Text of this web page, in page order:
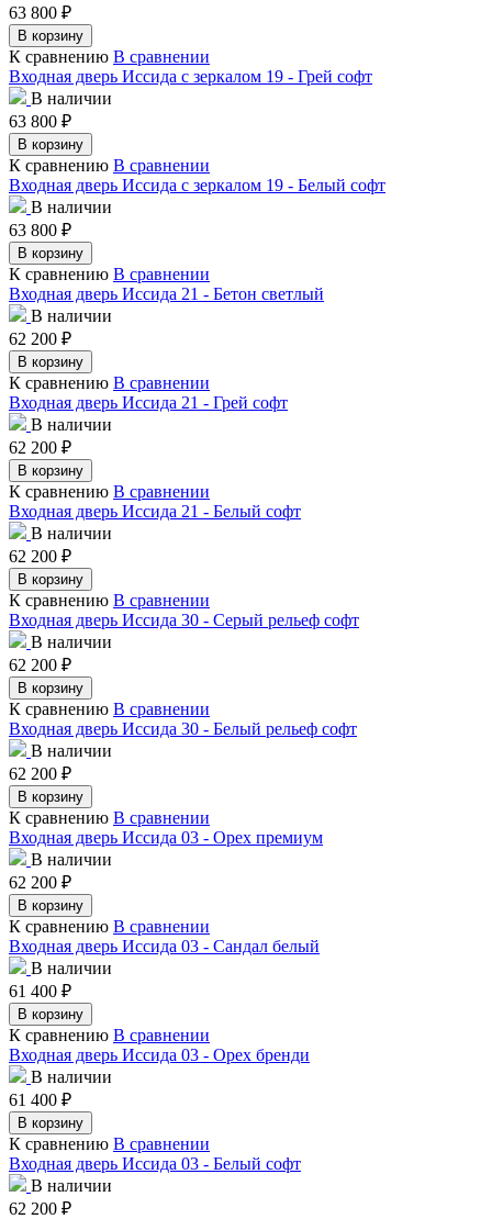
63 800 ₽
В корзину
К сравнению В сравнении
Входная дверь Иссида с зеркалом 19 - Грей софт
В наличии
63 800 ₽
В корзину
К сравнению В сравнении
Входная дверь Иссида с зеркалом 19 - Белый софт
В наличии
63 800 ₽
В корзину
К сравнению В сравнении
Входная дверь Иссида 21 - Бетон светлый
В наличии
62 200 ₽
В корзину
К сравнению В сравнении
Входная дверь Иссида 21 - Грей софт
В наличии
62 200 ₽
В корзину
К сравнению В сравнении
Входная дверь Иссида 21 - Белый софт
В наличии
62 200 ₽
В корзину
К сравнению В сравнении
Входная дверь Иссида 30 - Серый рельеф софт
В наличии
62 200 ₽
В корзину
К сравнению В сравнении
Входная дверь Иссида 30 - Белый рельеф софт
В наличии
62 200 ₽
В корзину
К сравнению В сравнении
Входная дверь Иссида 03 - Орех премиум
В наличии
62 200 ₽
В корзину
К сравнению В сравнении
Входная дверь Иссида 03 - Сандал белый
В наличии
61 400 ₽
В корзину
К сравнению В сравнении
Входная дверь Иссида 03 - Орех бренди
В наличии
61 400 ₽
В корзину
К сравнению В сравнении
Входная дверь Иссида 03 - Белый софт
В наличии
62 200 ₽